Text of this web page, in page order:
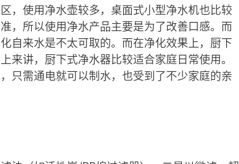
，使用净水壶较多，桌面式小型净水机也比较
，所以使用净水产品主要是为了改善口感。而
自来水是不太可取的。而在净化效果上，厨下
讲，厨下式净水器比较适合家庭日常使用。
只需通电就可以制水，也受到了不少家庭的亲